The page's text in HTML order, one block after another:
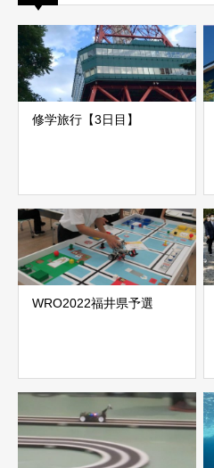
修学旅行【3日目】
WRO2022福井県予選